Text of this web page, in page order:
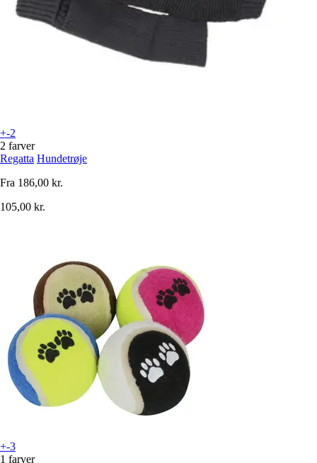
+-2
2 farver
Regatta Hundetrøje
Fra 186,00 kr.
105,00 kr.
+-3
1 farver